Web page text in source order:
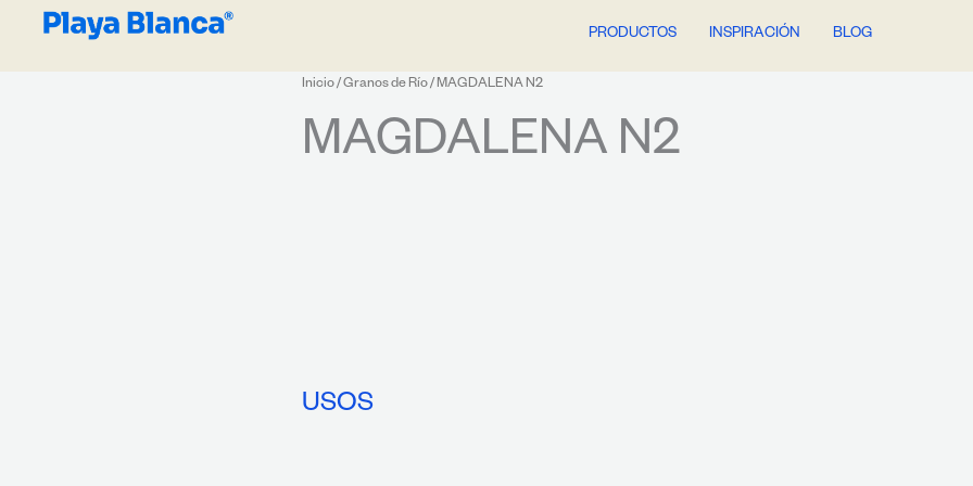
PRODUCTOS INSPIRACIÓN BLOG
Inicio/Granos de Río/ MAGDALENA N2
MAGDALENA N2
USOS